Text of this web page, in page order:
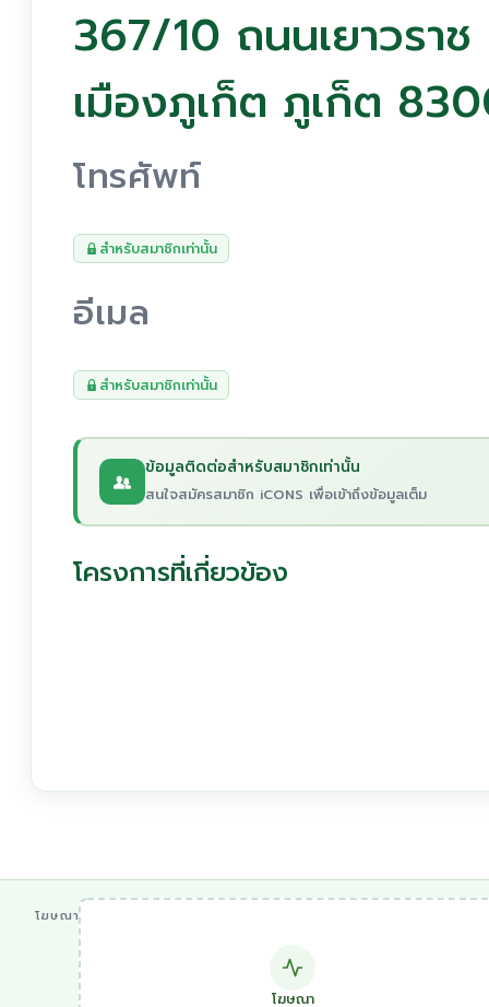
367/10 ถนนเยาวรา
เมืองภูเก็ต ภูเก็ต
โทรศัพท์
สำหรับสมาชิกเท่านั้น
อีเมล
สำหรับสมาชิกเท่านั้น
ข้อมูลติดต่อสำหรับสมาชิกเท่านั้น
สนใจสมัครสมาชิก iCONS เพื่อเข้าถึงข้อมูลเต็ม
โครงการที่เกี่ยวข้อง
โฆษณา
โฆษณา